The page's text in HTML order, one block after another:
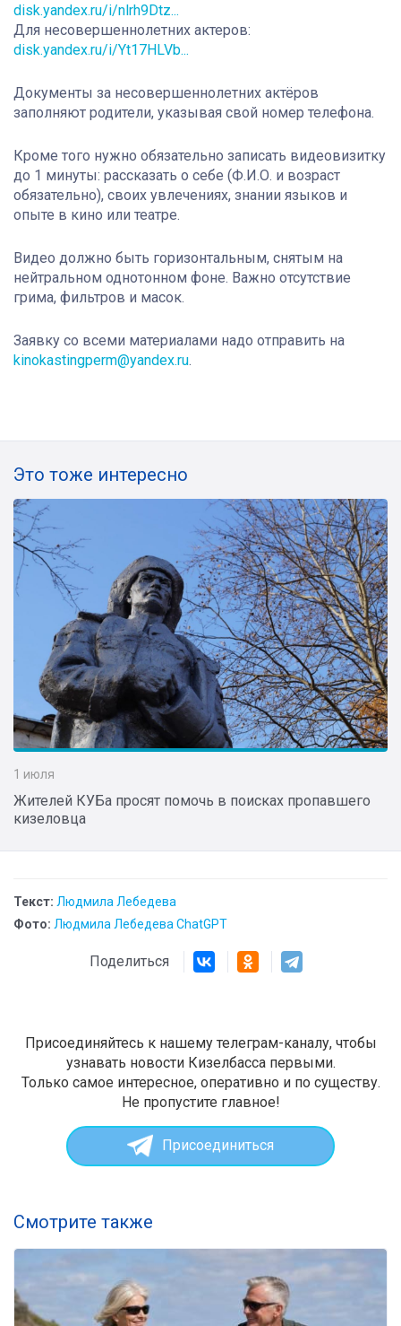
disk.yandex.ru/i/nlrh9Dtz...
Для несовершеннолетних актеров:
disk.yandex.ru/i/Yt17HLVb...
Документы за несовершеннолетних актёров
заполняют родители, указывая свой номер телефона.
Кроме того нужно обязательно записать видеовизитку
до 1 минуты: рассказать о себе (Ф.И.О. и возраст
обязательно), своих увлечениях, знании языков и
опыте в кино или театре.
Видео должно быть горизонтальным, снятым на
нейтральном однотонном фоне. Важно отсутствие
грима, фильтров и масок.
Заявку со всеми материалами надо отправить на
kinokastingperm@yandex.ru.
Это тоже интересно
1 июля
Жителей КУБа просят помочь в поисках пропавшего
кизеловца
Текст: Людмила Лебедева
Фото: Людмила Лебедева ChatGPT
Поделиться
Присоединяйтесь к нашему телеграм-каналу, чтобы
узнавать новости Кизелбасса первыми.
Только самое интересное, оперативно и по существу.
Не пропустите главное!
Присоединиться
Смотрите также